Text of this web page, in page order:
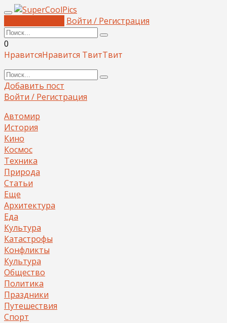
Войти / Регистрация
0
НравитсяНравится ТвитТвит
Добавить пост
Войти / Регистрация
Автомир
История
Кино
Космос
Техника
Природа
Статьи
Еще
Архитектура
Еда
Культура
Катастрофы
Конфликты
Культура
Общество
Политика
Праздники
Путешествия
Спорт